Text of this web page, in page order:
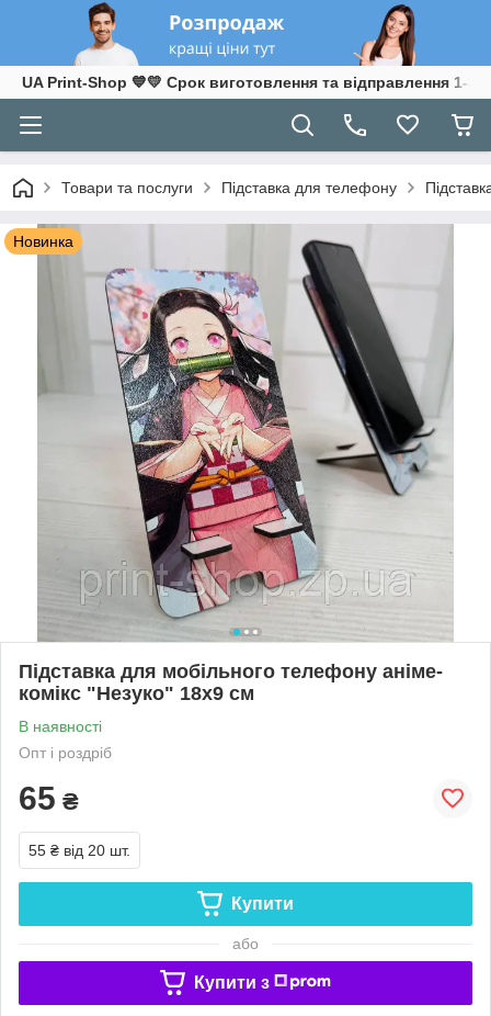
UA Print-Shop ​💙💛 Срок виготовлення та відправлення 1-3
Товари та послуги Підставка для телефону
Новинка
Підставка для мобільного телефону аніме-
комікс "Незуко" 18х9 см
В наявності
Опт і роздріб
65 ₴
55 ₴ від 20 шт.
Купити
або
Купити з